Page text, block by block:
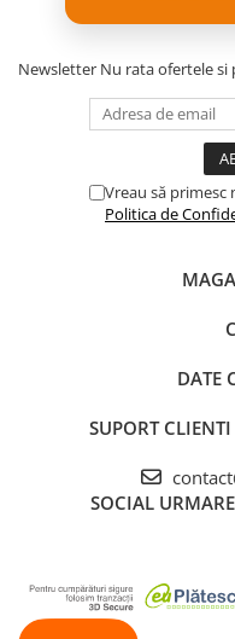
Tip robinet:
Cioc de scurgere: rotativ
Material: inox+ plastic
Aerator: DA
SETUL INCLUDE
Piuliță de fixare
Garnitură de etanșare
Newsletter Nu rata ofertele
Vreau să
Politica de
DATE
SUPORT CLIENTI
SOCIAL